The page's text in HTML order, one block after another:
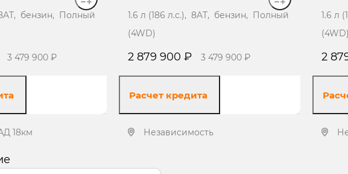
8AT, бензин, Полный
3 479 900 ₽
18км
предложение
1.6 л (186 л.с.), 8AT, бензин, Полный
(4WD)
2 879 900 ₽ 3 479 900 ₽
Расчет кредита
Независимость
1.6 л
2